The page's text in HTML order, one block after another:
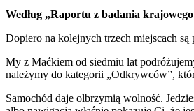
Według „Raportu z badania
Dopiero na kolejnych trzech miejscach
My z Maćkiem od siedmiu lat
należymy do kategorii „Odkrywców”,
Samochód daje olbrzymią wolność.